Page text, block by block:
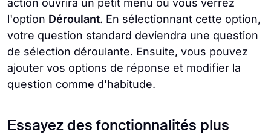
action ouvrira un petit menu où vous verrez
l'option Déroulant. En sélectionnant cette option,
votre question standard deviendra une question
de sélection déroulante. Ensuite, vous pouvez
ajouter vos options de réponse et modifier la
question comme d'habitude.
Essayez des fonctionnalités plus